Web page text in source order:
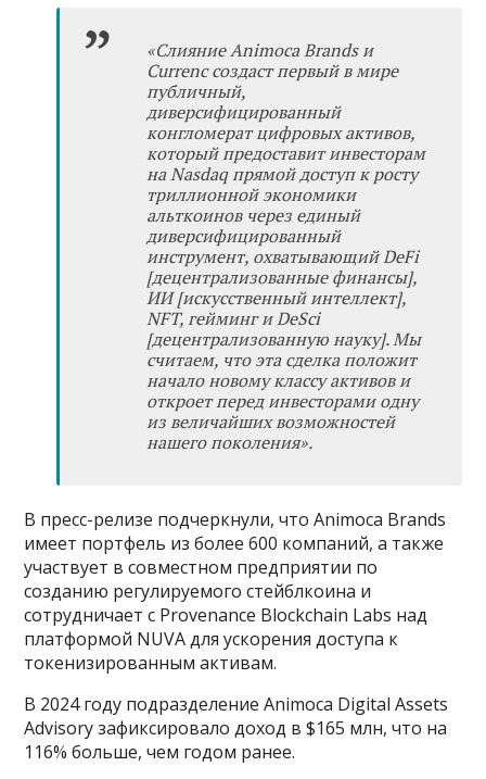
«Слияние Animoca Brands и
Currenc создаст первый в мире
публичный,
диверсифицированный
конгломерат цифровых активов,
который предоставит инвесторам
на Nasdaq прямой доступ к росту
триллионной экономики
альткоинов через единый
диверсифицированный
инструмент, охватывающий DeFi
[децентрализованные финансы],
ИИ [искусственный интеллект],
NFT, гейминг и DeSci
[децентрализованную науку]. Мы
считаем, что эта сделка положит
начало новому классу активов и
откроет перед инвесторами одну
из величайших возможностей
нашего поколения».
В пресс-релизе подчеркнули, что Animoca Brands
имеет портфель из более 600 компаний, а также
участвует в совместном предприятии по
созданию регулируемого стейблкоина и
сотрудничает с Provenance Blockchain Labs над
платформой NUVA для ускорения доступа к
токенизированным активам.
В 2024 году подразделение Animoca Digital Assets
Advisory зафиксировало доход в $165 млн, что на
116% больше, чем годом ранее.